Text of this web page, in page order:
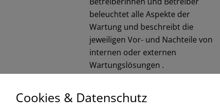
beleuchtet alle Aspekte der
Wartung und beschreibt die
jeweiligen Vor- und Nachteile von
internen oder externen
Wartungslösungen .
EnergieSchweiz/BFE
2018
Cookies & Datenschutz